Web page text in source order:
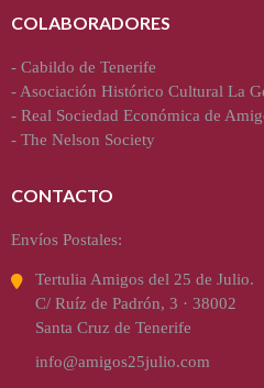
COLABORADORES
- Cabildo de Tenerife
- Asociación Histórico Cultural La
- Real Sociedad Económica de
- The Nelson Society
CONTACTO
Envíos Postales:
Tertulia Amigos del 25 de Julio.
C/ Ruíz de Padrón, 3 · 38002
Santa Cruz de Tenerife
info@amigos25julio.com